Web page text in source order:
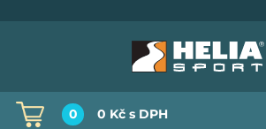
0 0 Kč s DPH